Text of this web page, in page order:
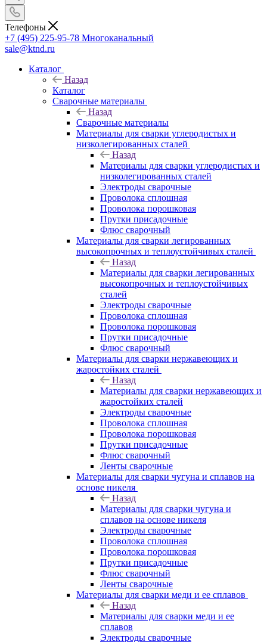
Телефоны
+7 (495) 225-95-78 Многоканальный
sale@ktnd.ru
Каталог
Назад
Каталог
Сварочные материалы
Назад
Сварочные материалы
Материалы для сварки углеродистых и
низколегированных сталей
Назад
Материалы для сварки углеродистых и
низколегированных сталей
Электроды сварочные
Проволока сплошная
Проволока порошковая
Прутки присадочные
Флюс сварочный
Материалы для сварки легированных
высокопрочных и теплоустойчивых сталей
Назад
Материалы для сварки легированных
высокопрочных и теплоустойчивых
сталей
Электроды сварочные
Проволока сплошная
Проволока порошковая
Прутки присадочные
Флюс сварочный
Материалы для сварки нержавеющих и
жаростойких сталей
Назад
Материалы для сварки нержавеющих и
жаростойких сталей
Электроды сварочные
Проволока сплошная
Проволока порошковая
Прутки присадочные
Флюс сварочный
Ленты сварочные
Материалы для сварки чугуна и сплавов на
основе никеля
Назад
Материалы для сварки чугуна и
сплавов на основе никеля
Электроды сварочные
Проволока сплошная
Проволока порошковая
Прутки присадочные
Флюс сварочный
Ленты сварочные
Материалы для сварки меди и ее сплавов
Назад
Материалы для сварки меди и ее
сплавов
Электроды сварочные